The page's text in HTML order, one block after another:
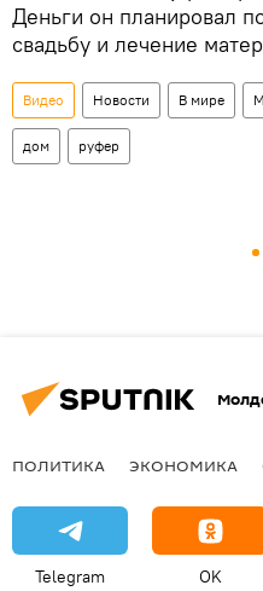
Деньги он планировал
свадьбу и лечение
Видео Новости В мире
дом руфер
ПОЛИТИКА ЭКОНОМИКА
Telegram OK